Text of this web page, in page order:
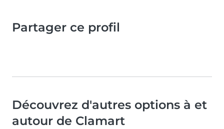
Partager ce profil
Découvrez d'autres options à et
autour de Clamart